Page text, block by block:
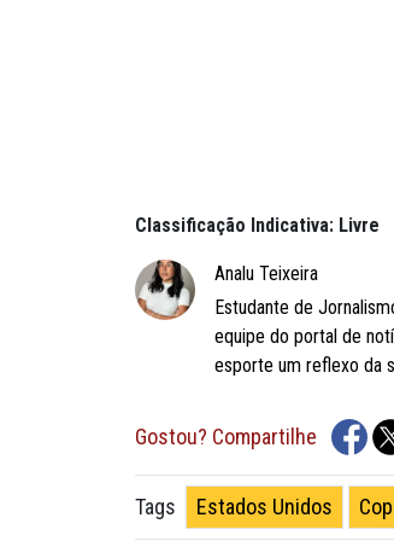
Classificação Indicativa: Livre
Analu Teixeira
Estudante de
equipe do portal de
esporte um reflexo da
Gostou? Compartilhe
Tags Estados Unidos